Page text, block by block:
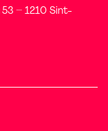
– 1210 Sint-